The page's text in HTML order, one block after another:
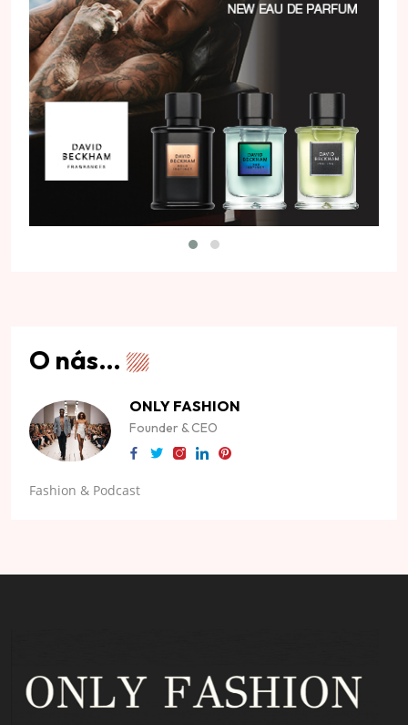
O nás…
ONLY FASHION
Founder & CEO
Fashion & Podcast